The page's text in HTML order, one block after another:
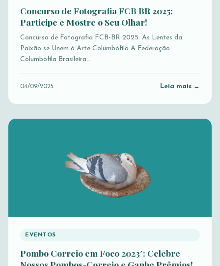
Concurso de Fotografia FCB BR 2025:
Participe e Mostre o Seu Olhar!
Concurso de Fotografia FCB-BR 2025: As Lentes da
Paixão se Unem à Arte Columbófila A Federação
Columbófila Brasileira…
04/09/2025 Leia mais →
EVENTOS
Pombo Correio em Foco 2023′: Celebre